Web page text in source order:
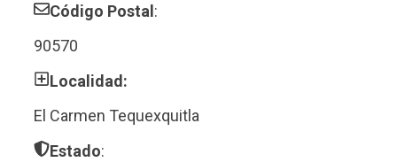
Código Postal:
90570
Localidad:
El Carmen Tequexquitla
Estado: